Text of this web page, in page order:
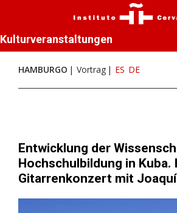
Kulturveranstaltungen
HAMBURGO Vortrag ES DE
Entwicklung der
Hochschulbildung in Kuba.
Gitarrenkonzert mit